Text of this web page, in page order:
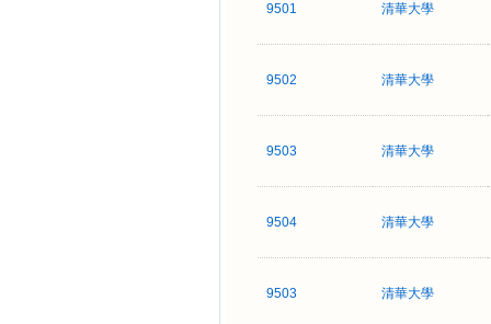
9501 清華大學
9502 清華大學
9503 清華大學
9504 清華大學
9503 清華大學